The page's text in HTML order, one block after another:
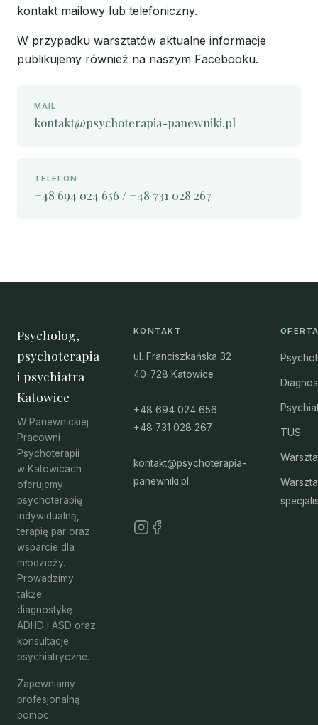
kontakt mailowy lub telefoniczny.
W przypadku warsztatów aktualne informacje
publikujemy również na naszym Facebooku.
MAIL
kontakt@psychoterapia-panewniki.pl
TELEFON
+48 694 024 656 / +48 731 028 267
Psycholog,
psychoterapia
i psychiatra
Katowice
W Panewnickiej
Pracowni
Psychoterapii
w Katowicach
oferujemy
psychoterapię
indywidualną,
terapię par oraz
wsparcie dla
młodzieży.
Prowadzimy
także
diagnostykę
ADHD i ASD oraz
konsultacje
psychiatryczne.
Zapewniamy
profesjonalną
pomoc
KONTAKT
ul. Franciszkańska 32
40-728 Katowice
+48 694 024 656
+48 731 028 267
kontakt@psychoterapia-
panewniki.pl
TUS